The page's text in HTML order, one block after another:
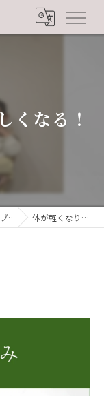
くなる！
ブログ 体が軽くなり毎日が楽しくなる！